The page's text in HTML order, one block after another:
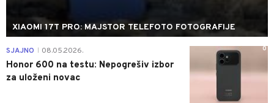
XIAOMI 17T PRO: MAJSTOR TELEFOTO FOTOGRAFIJE
0
SJAJNO 08.05.2026.
Honor 600 na testu: Nepogrešiv izbor
za uloženi novac